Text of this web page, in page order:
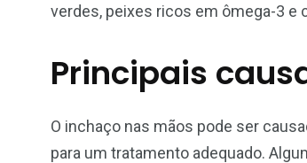
verdes, peixes ricos em ômega-3 e
Principais
O inchaço nas mãos pode ser
para um tratamento adequado.